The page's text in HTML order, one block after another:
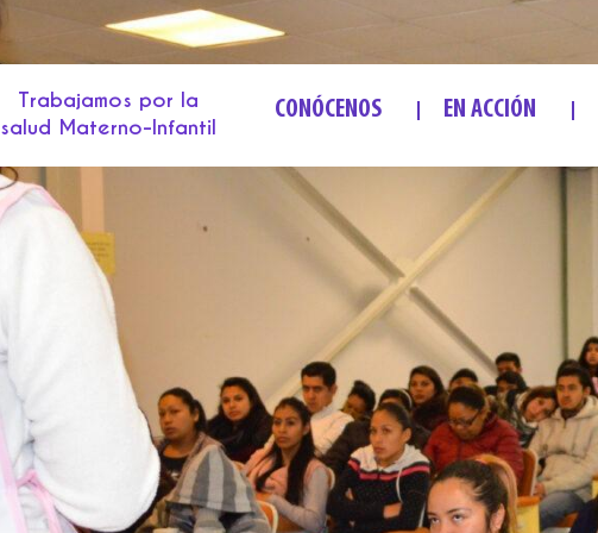
Trabajamos por la
salud Materno-Infantil
CONÓCENOS EN ACCIÓN